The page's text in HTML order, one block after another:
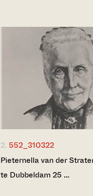
2. 552_310322
Pieternella van der
te Dubbeldam 25 …